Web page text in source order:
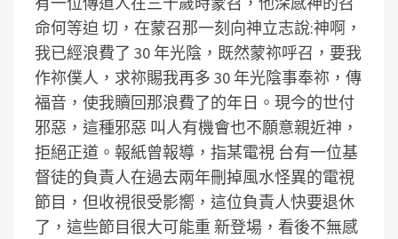
命何等迫 切，在蒙召那一刻向神立志說:神啊，
我已經浪費了 30 年光陰，既然蒙祢呼召，要我
作祢僕人，求祢賜我再多 30 年光陰事奉祢，傳
福音，使我贖回那浪費了的年日。現今的世付
邪惡，這種邪惡 叫人有機會也不願意親近神，
拒絕正道。報紙曾報導，指某電視 台有一位基
督徒的負責人在過去兩年刪掉風水怪異的電視
節目，但收視很受影嚮，這位負責人快要退休
了，這些節目很大可能重 新登場，看後不無感